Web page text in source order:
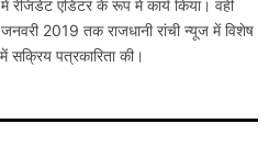
रेजिडेंट एडिटर के रूप में कार्य किया। वहीं
2019 तक राजधानी रांची न्यूज में विशेष
सक्रिय पत्रकारिता की।